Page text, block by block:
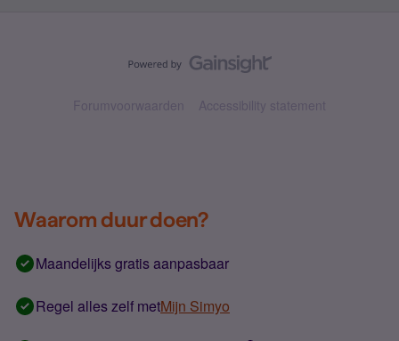
Forumvoorwaarden Accessibility statement
Waarom duur doen?
Maandelijks gratis aanpasbaar
Regel alles zelf metMijn Simyo